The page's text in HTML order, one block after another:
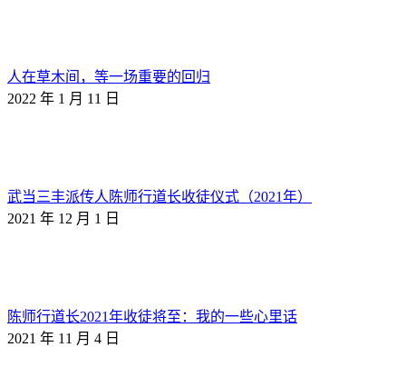
人在草木间，等一场重要的回归
2022 年 1 月 11 日
武当三丰派传人陈师行道长收徒仪式（2021年）
2021 年 12 月 1 日
陈师行道长2021年收徒将至：我的一些心里话
2021 年 11 月 4 日